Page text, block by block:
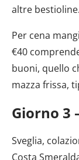
altre bestioline.
Per cena
€40
buoni, quello
mazza frissa,
Giorno 3
Sveglia,
Costa